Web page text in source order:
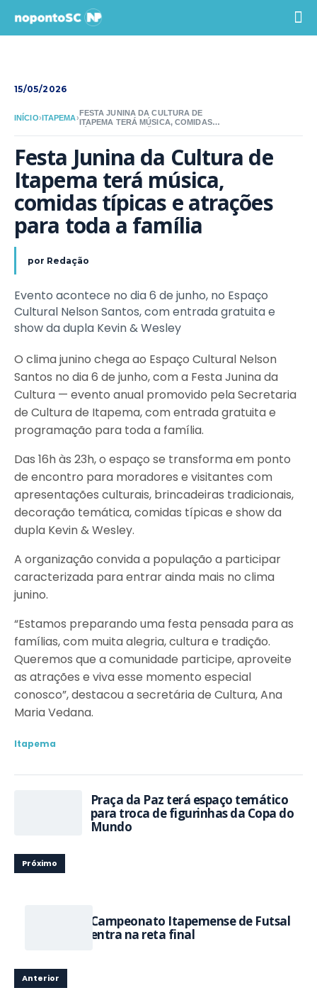
15/05/2026
INÍCIO›ITAPEMA›
FESTA JUNINA DA CULTURA DE
ITAPEMA TERÁ MÚSICA, COMIDAS
Festa Junina da Cultura de
Itapema terá música,
comidas típicas e atrações
para toda a família
por Redação
Evento acontece no dia 6 de junho, no Espaço
Cultural Nelson Santos, com entrada gratuita e
show da dupla Kevin & Wesley
O clima junino chega ao Espaço Cultural Nelson
Santos no dia 6 de junho, com a Festa Junina da
Cultura — evento anual promovido pela Secretaria
de Cultura de Itapema, com entrada gratuita e
programação para toda a família.
Das 16h às 23h, o espaço se transforma em ponto
de encontro para moradores e visitantes com
apresentações culturais, brincadeiras tradicionais,
decoração temática, comidas típicas e show da
dupla Kevin & Wesley.
A organização convida a população a participar
caracterizada para entrar ainda mais no clima
junino.
“Estamos preparando uma festa pensada para as
famílias, com muita alegria, cultura e tradição.
Queremos que a comunidade participe, aproveite
as atrações e viva esse momento especial
conosco”, destacou a secretária de Cultura, Ana
Maria Vedana.
Itapema
Praça da Paz terá espaço temático
para troca de figurinhas da Copa do
Mundo
Próximo
Campeonato Itapemense de Futsal
entra na reta final
Anterior